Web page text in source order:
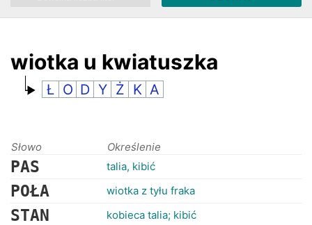
wiotka u kwiatuszka
Ł O D Y Ż K A
Słowo Określenie
PAS talia, kibić
POŁA wiotka z tyłu fraka
STAN kobieca talia; kibić